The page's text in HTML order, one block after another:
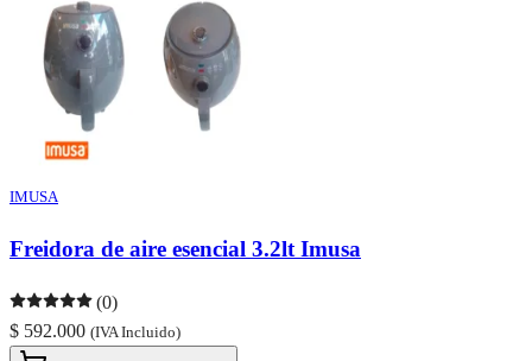
IMUSA
Freidora de aire esencial 3.2lt Imusa
(0)
$ 592.000 (IVA Incluido)